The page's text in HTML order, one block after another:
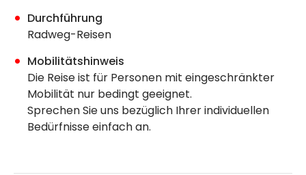
Durchführung
Radweg-Reisen
Mobilitätshinweis
Die Reise ist für Personen mit eingeschränkter
Mobilität nur bedingt geeignet.
Sprechen Sie uns bezüglich Ihrer individuellen
Bedürfnisse einfach an.